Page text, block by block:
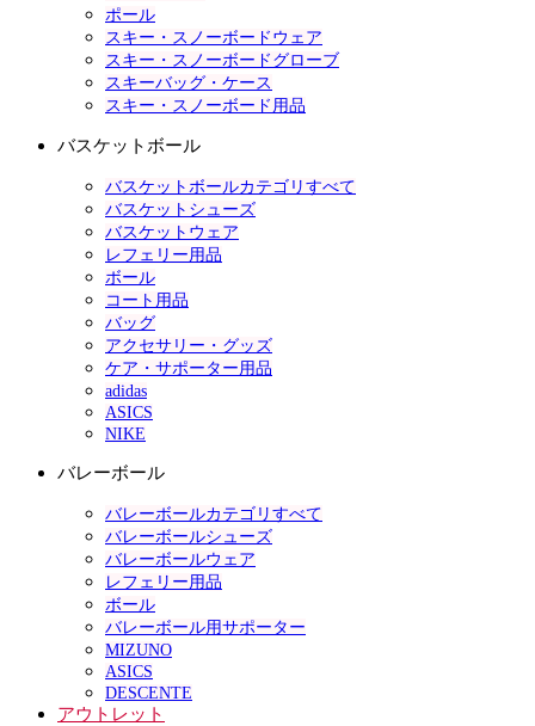
ポール
スキー・スノーボードウェア
スキー・スノーボードグローブ
スキーバッグ・ケース
スキー・スノーボード用品
バスケットボール
バスケットボールカテゴリすべて
バスケットシューズ
バスケットウェア
レフェリー用品
ボール
コート用品
バッグ
アクセサリー・グッズ
ケア・サポーター用品
adidas
ASICS
NIKE
バレーボール
バレーボールカテゴリすべて
バレーボールシューズ
バレーボールウェア
レフェリー用品
ボール
バレーボール用サポーター
MIZUNO
ASICS
DESCENTE
アウトレット